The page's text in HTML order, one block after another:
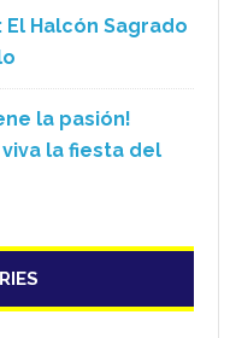
Halcón Sagrado
la pasión!
la fiesta del